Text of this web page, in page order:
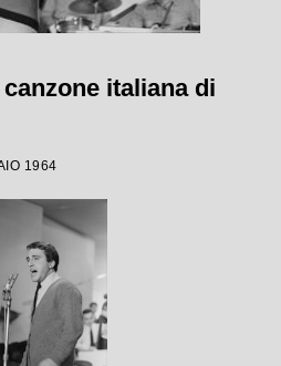
italiana di
1964